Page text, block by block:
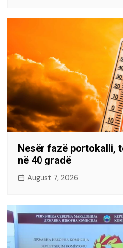
Nesër fazë portokalli,
në 40 gradë
August 7, 2026